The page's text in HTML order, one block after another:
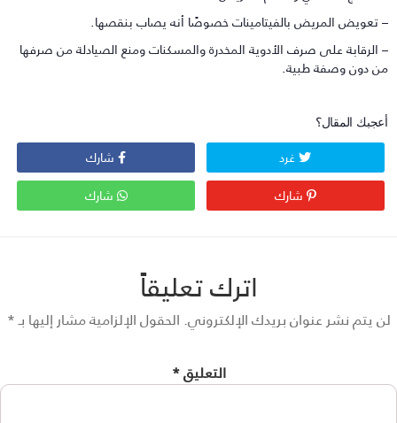
تعويض المريض بالفيتامينات خصوصًا أنه يصاب بنقصها.
الرقابة على صرف الأدوية المخدرة والمسكنات ومنع الصيادلة من صرفها
دون وصفة طبية.
المقال؟
غرد
شارك
شارك
شارك
اترك تعليقاً
يتم نشر عنوان بريدك الإلكتروني. الحقول الإلزامية مشار إليها بـ*
التعليق*